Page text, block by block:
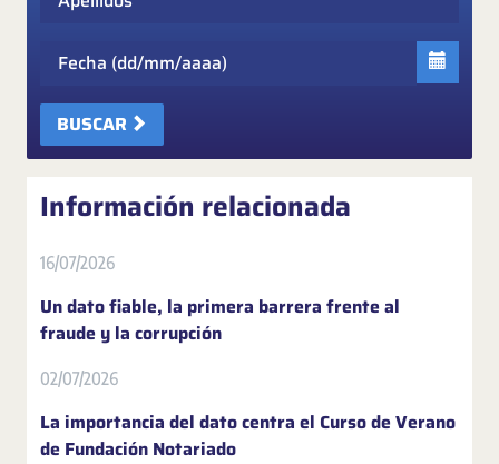
BUSCAR
Información relacionada
16/07/2026
Un dato fiable, la primera barrera frente al
fraude y la corrupción
02/07/2026
La importancia del dato centra el Curso de Verano
de Fundación Notariado